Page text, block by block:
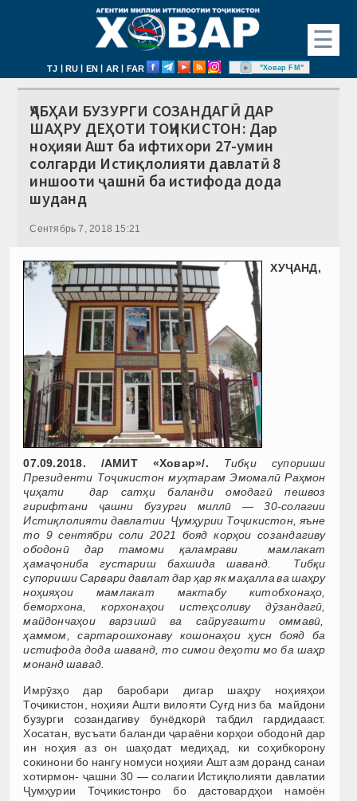
☰
TJ | RU | EN | AR | FAR "Ховар FM"
ҶАБҲАИ БУЗУРГИ СОЗАНДАГӢ ДАР
ШАҲРУ ДЕҲОТИ ТОҶИКИСТОН: Дар
ноҳияи Ашт ба ифтихори 27-умин
солгарди Истиқлолияти давлатӣ 8
иншооти ҷашнӣ ба истифода дода
шуданд
Сентябрь 7, 2018 15:21
ХУҶАНД,
07.09.2018. /АМИТ «Ховар»/. Тибқи супориши
Президенти Тоҷикистон муҳтарам Эмомалӣ Раҳмон
ҷиҳати дар сатҳи баланди омодагӣ пешвоз
гирифтани ҷашни бузурги миллӣ —30-солагии
Истиқлолияти давлатии Ҷумҳурии Тоҷикистон, яъне
то 9 сентябри соли 2021 бояд корҳои созандагиву
ободонӣ дар тамоми қаламрави мамлакат
ҳамаҷониба густариш бахшида шаванд.
Тибқи
супориши Сарвари давлат дар ҳар як маҳалла ва шаҳру
ноҳияҳои мамлакат мактабу китобхонаҳо,
беморхона, корхонаҳои истеҳсоливу дӯзандагӣ,
майдончаҳои варзишӣ ва сайругашти оммавӣ,
ҳаммом, сартарошхонаву кошонаҳои ҳусн бояд ба
истифода дода шаванд, то симои деҳоти мо ба шаҳр
монанд шавад.
Имрӯзҳо дар баробари дигар шаҳру ноҳияҳои
Тоҷикистон, ноҳияи Ашти вилояти Суғд низ ба майдони
бузурги созандагиву бунёдкорӣ табдил гардидааст.
Хосатан, вусъати баланди ҷараёни корҳои ободонӣ дар
ин ноҳия аз он шаҳодат медиҳад, ки соҳибкорону
сокинони бо нангу номуси ноҳияи Ашт азм доранд санаи
хотирмон- ҷашни 30 — солагии Истиқлолияти давлатии
Ҷумҳурии Тоҷикистонро бо дастовардҳои намоён